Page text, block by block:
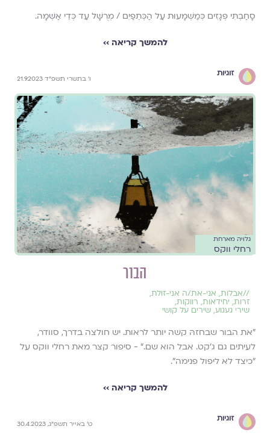
סָחַבְתִּי פְּגָזִים כְּמַשְׁמָעוּת עַל הַכְּתֵפַיִם / מְרֻשָּׁל עַד כְּדֵי אַשְׁמָה.
להמשך קריאה ››
זוגיות
ו׳ בתשרי תשפ״ד 21.9.2023
גלויה מארחת
רחלי ווקס
הבור
//אבלות, אני-את/ה אני-זולת,
זרות, יחידאות, רווקות,
שירי געגוע, שירים על קושי
״את הבור שבחזהּ קשה יותר לראות. יש חולצה בדרך, סוודר,
לעיתים גם ג'קט. אבל הוא שם.״ - סיפור קצר מאת רחלי ווקס על
״כיצד לא ליפול פנימה״.
להמשך קריאה ››
זוגיות
ט' באייר תשפ"ג, 30.4.2023